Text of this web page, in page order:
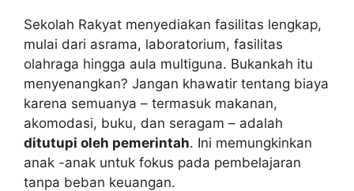
Sekolah Rakyat menyediakan fasilitas lengkap,
mulai dari asrama, laboratorium, fasilitas
olahraga hingga aula multiguna. Bukankah itu
menyenangkan? Jangan khawatir tentang biaya
karena semuanya – termasuk makanan,
akomodasi, buku, dan seragam – adalah
ditutupi oleh pemerintah. Ini memungkinkan
anak -anak untuk fokus pada pembelajaran
tanpa beban keuangan.